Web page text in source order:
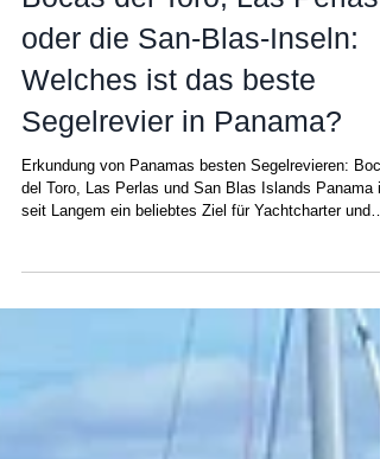
Amanda
27. Jan.
Bocas del Toro, Las Perlas
oder die San-Blas-Inseln:
Welches ist das beste
Segelrevier in Panama?
Erkundung von Panamas besten Segelrevieren:
del Toro, Las Perlas und San Blas Islands Panama
seit Langem ein beliebtes Ziel für Yachtcharter und
bietet einen authentischen Segelurlaub . Sie haben die
Wahl: Ob in der Karibik oder im Pazifik – Sie
entscheiden, welcher Ort am besten zu Ihren
Bedürfnissen passt. Panama liegt südlich der